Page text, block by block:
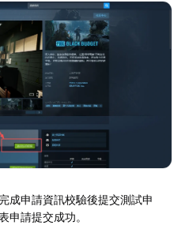
成申請資訊校驗後提交測試申
申請提交成功。